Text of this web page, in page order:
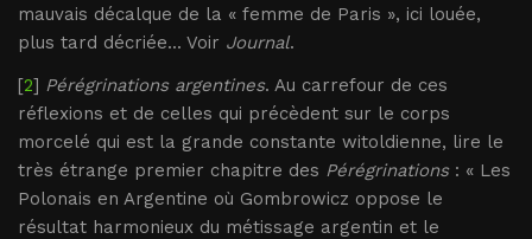
mauvais décalque de la « femme de Paris », ici louée,
plus tard décriée... Voir Journal.
[2] Pérégrinations argentines. Au carrefour de ces
réflexions et de celles qui précèdent sur le corps
morcelé qui est la grande constante witoldienne, lire le
très étrange premier chapitre des Pérégrinations: « Les
Polonais en Argentine où Gombrowicz oppose le
résultat harmonieux du métissage argentin et le